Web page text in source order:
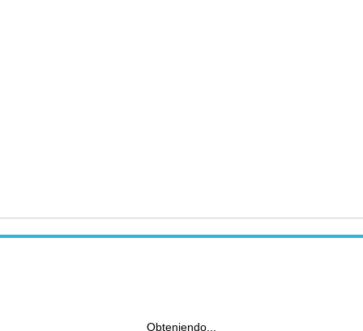
Obteniendo...